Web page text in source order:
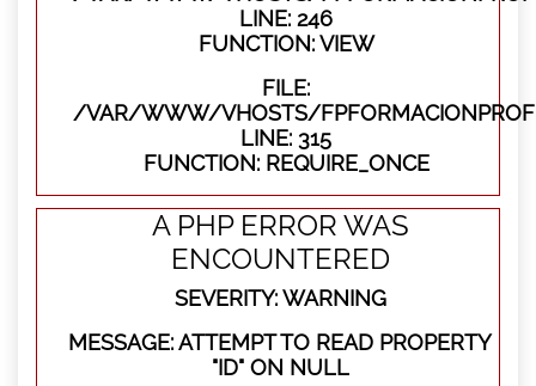
LINE: 246
FUNCTION: VIEW
FILE:
/VAR/WWW/VHOSTS/
LINE: 315
FUNCTION: REQUIRE_ONCE
A PHP ERROR WAS
ENCOUNTERED
SEVERITY: WARNING
MESSAGE: ATTEMPT TO READ PROPERTY
"ID" ON NULL